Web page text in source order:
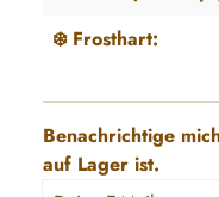
❄️ Frosthart:
Benachrichtige
auf Lager ist.